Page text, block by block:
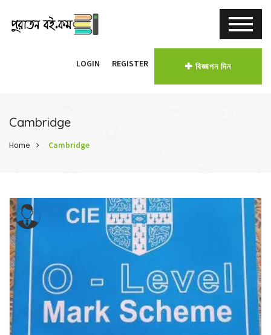
LOGIN REGISTER বিজ্ঞাপন দিন
Cambridge
Home Cambridge